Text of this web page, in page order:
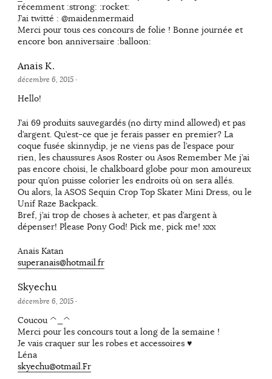
récemment :strong: :rocket:
J’ai twitté : @maidenmermaid
Merci pour tous ces concours de folie ! Bonne journée et
encore bon anniversaire :balloon:
Anais K.
décembre 6, 2015·
Hello!
J’ai 69 produits sauvegardés (no dirty mind allowed) et pas
d’argent. Qu’est-ce que je ferais passer en premier? La
coque fusée skinnydip, je ne viens pas de l’espace pour
rien, les chaussures Asos Roster ou Asos Remember Me j’ai
pas encore choisi, le chalkboard globe pour mon amoureux
pour qu’on puisse colorier les endroits où on sera allés.
Ou alors, la ASOS Sequin Crop Top Skater Mini Dress, ou le
Unif Raze Backpack.
Bref, j’ai trop de choses à acheter, et pas d’argent à
dépenser! Please Pony God! Pick me, pick me! xxx
Anais Katan
superanais@hotmail.fr
Skyechu
décembre 6, 2015·
Coucou ^_^
Merci pour les concours tout a long de la semaine !
Je vais craquer sur les robes et accessoires ♥
Léna
skyechu@otmail.Fr